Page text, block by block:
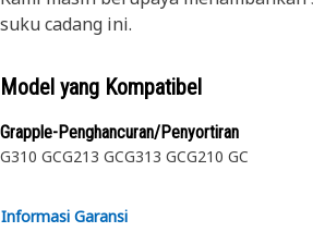
suku cadang ini.
Model yang Kompatibel
Grapple-Penghancuran/Penyortiran
G310 GCG213 GCG313 GCG210 GC
Informasi Garansi